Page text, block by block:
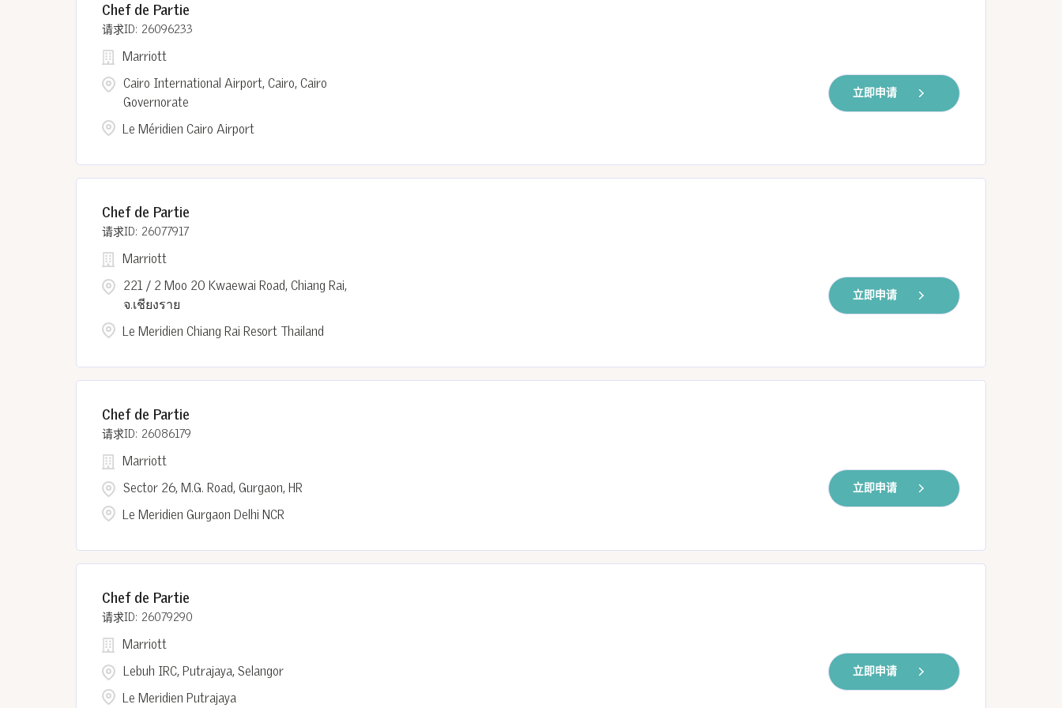
Chef de Partie
26096233
Cairo International Airport, Cairo, Cairo
Governorate
Marriott
Le Méridien Cairo Airport
立即申请
Chef de Partie
26077917
221 / 2 Moo 20 Kwaewai Road, Chiang Rai,
จ.เชียงราย
Marriott
Le Meridien Chiang Rai Resort Thailand
立即申请
Chef de Partie
26086179
Sector 26, M.G. Road, Gurgaon, HR
Marriott
Le Meridien Gurgaon Delhi NCR
立即申请
Chef de Partie
26079290
Lebuh IRC, Putrajaya, Selangor
Marriott
Le Meridien Putrajaya
立即申请